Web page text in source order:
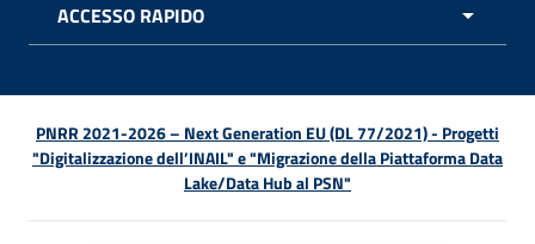
ACCESSO RAPIDO
PNRR 2021-2026 – Next Generation EU (DL 77/2021) - Progetti
"Digitalizzazione dell’INAIL" e "Migrazione della Piattaforma Data
Lake/Data Hub al PSN"